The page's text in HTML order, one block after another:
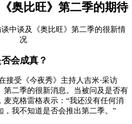
奥比旺》第二季的期待
会成真？
接受《今夜秀》主持人吉米·采访
第二季的很新消息。当被问及是否有
麦克格雷格表示：“我还没有任何消
，我不知道是否会推出第二季。”